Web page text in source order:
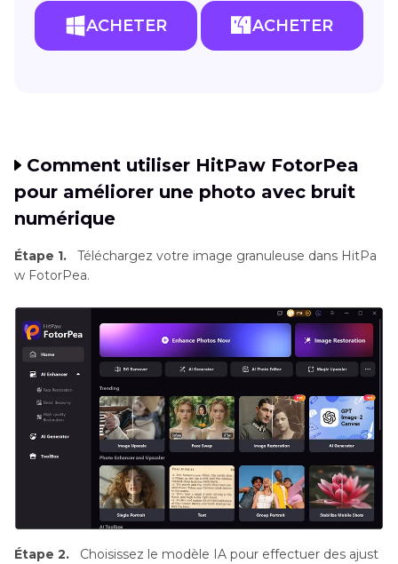
ACHETER ACHETER
Comment utiliser HitPaw FotorPea
pour améliorer une photo avec bruit
numérique
Étape 1.
Téléchargez votre image granuleuse dans HitPa
w FotorPea.
Étape 2.
Choisissez le modèle IA pour effectuer des ajust